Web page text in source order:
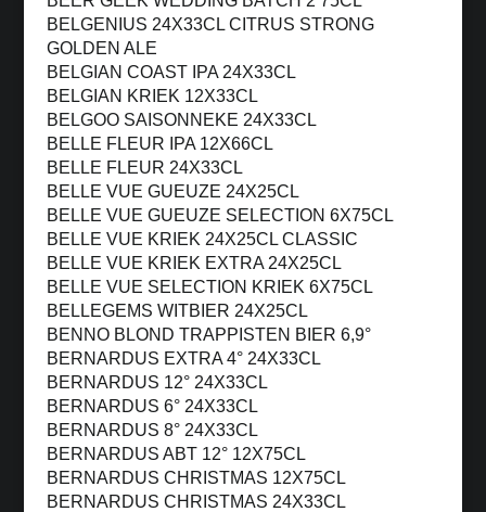
BELGENIUS 24X33CL CITRUS STRONG
GOLDEN ALE
BELGIAN COAST IPA 24X33CL
BELGIAN KRIEK 12X33CL
BELGOO SAISONNEKE 24X33CL
BELLE FLEUR IPA 12X66CL
BELLE FLEUR 24X33CL
BELLE VUE GUEUZE 24X25CL
BELLE VUE GUEUZE SELECTION 6X75CL
BELLE VUE KRIEK 24X25CL CLASSIC
BELLE VUE KRIEK EXTRA 24X25CL
BELLE VUE SELECTION KRIEK 6X75CL
BELLEGEMS WITBIER 24X25CL
BENNO BLOND TRAPPISTEN BIER 6,9°
BERNARDUS EXTRA 4° 24X33CL
BERNARDUS 12° 24X33CL
BERNARDUS 6° 24X33CL
BERNARDUS 8° 24X33CL
BERNARDUS ABT 12° 12X75CL
BERNARDUS CHRISTMAS 12X75CL
BERNARDUS CHRISTMAS 24X33CL